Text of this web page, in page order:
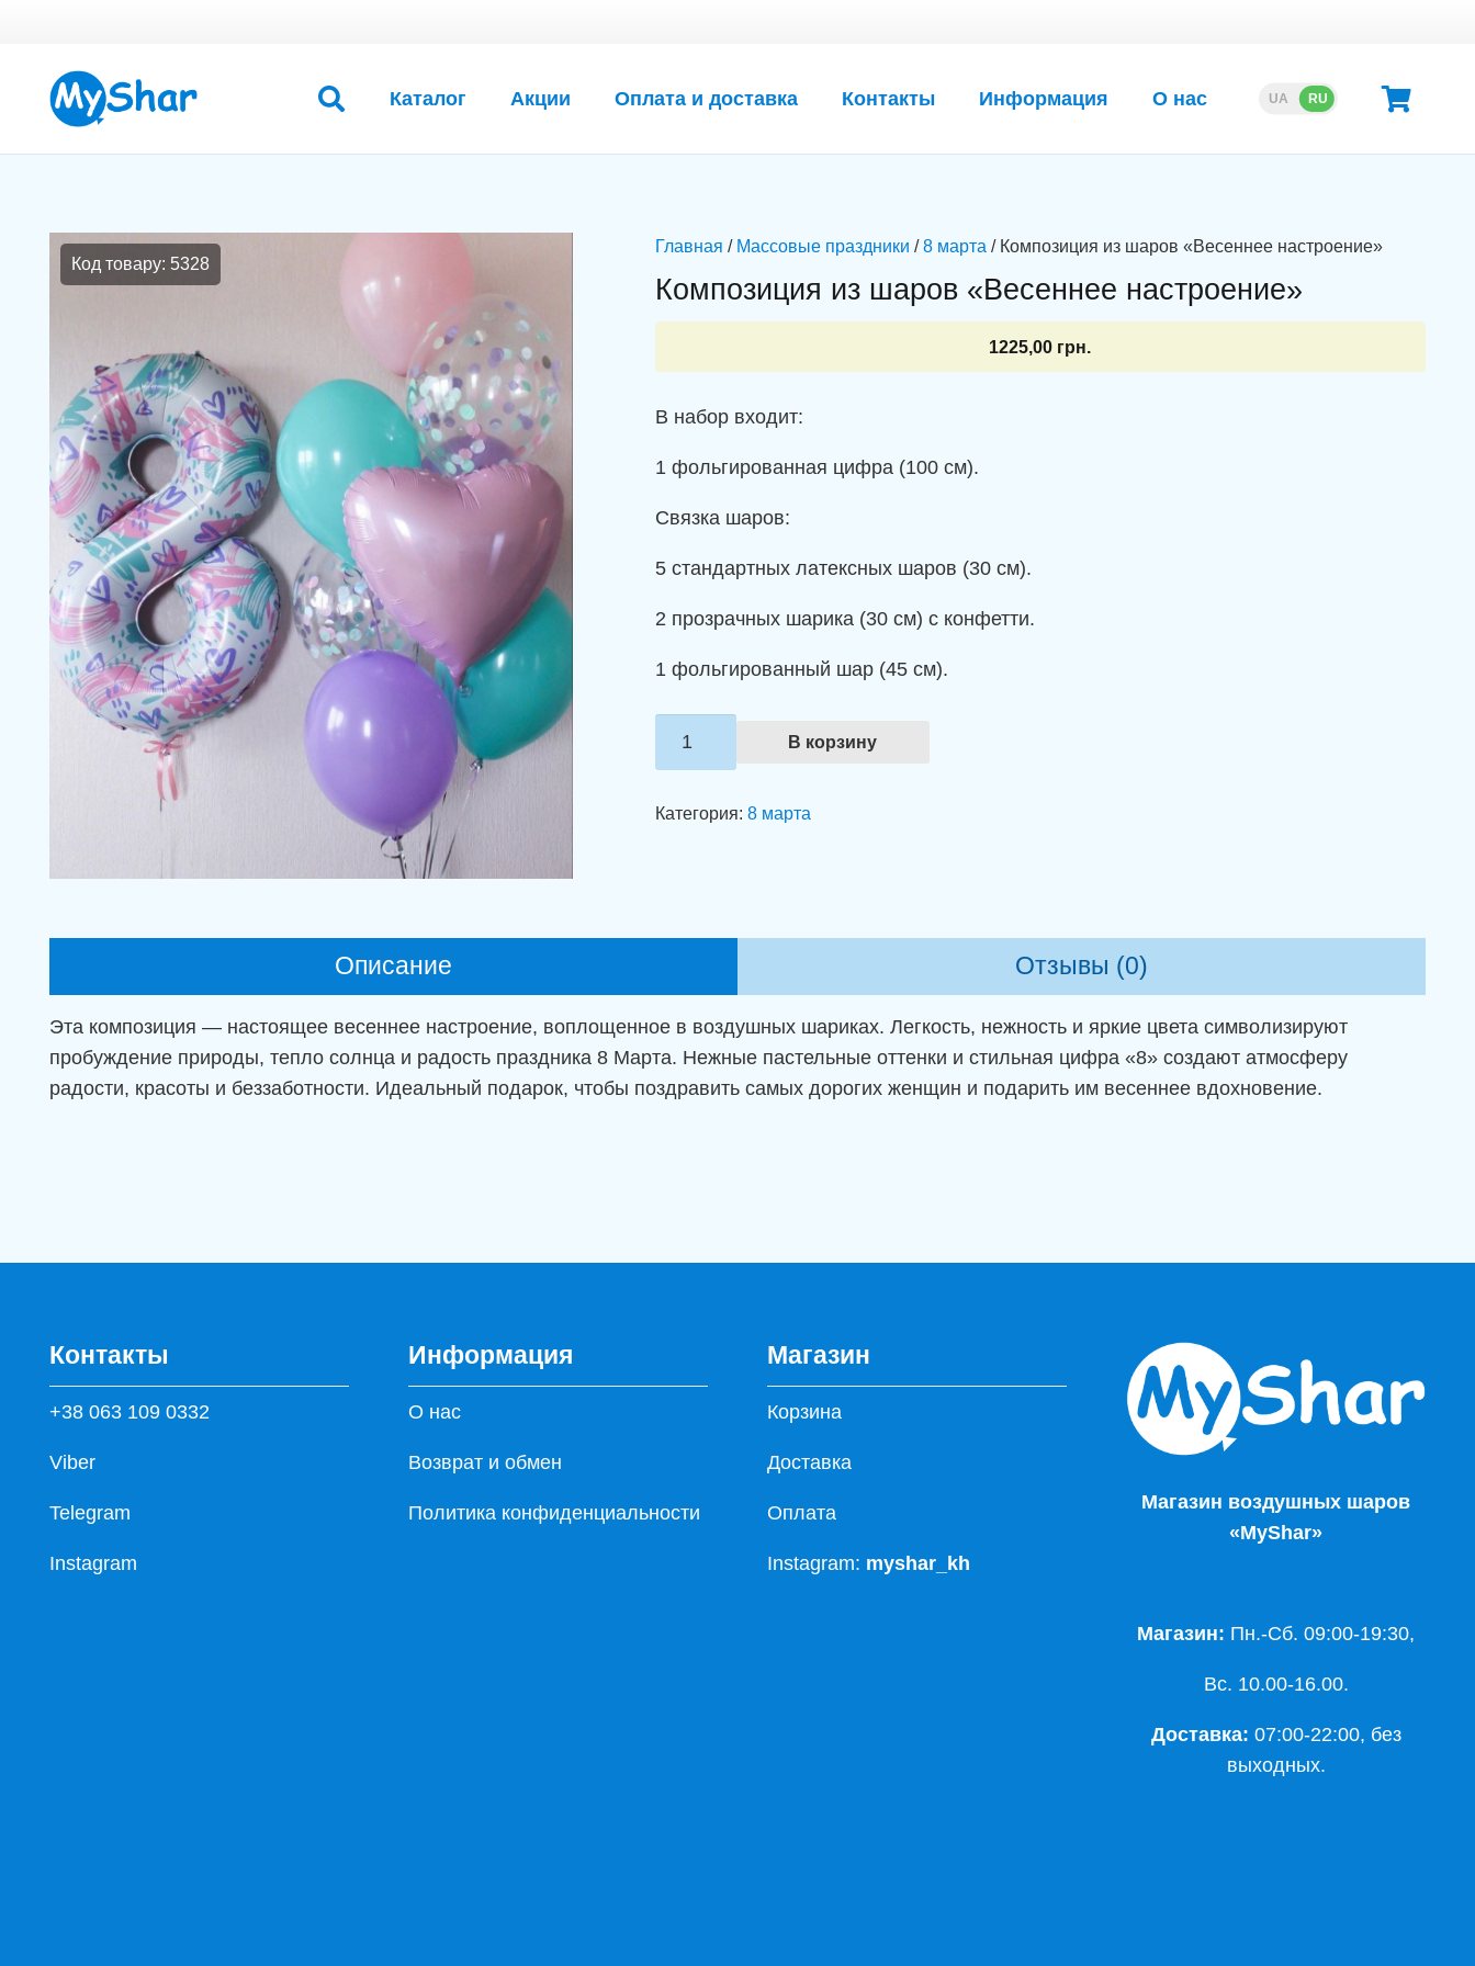
Каталог Акции Оплата и доставка Контакты Информация О нас UA RU
Код товару: 5328
Главная / Массовые праздники /8 марта / Композиция из шаров «Весеннее настроение»
Композиция из шаров «Весеннее настроение»
1225,00 грн.
В набор входит:
1 фольгированная цифра (100 см).
Связка шаров:
5 стандартных латексных шаров (30 см).
2 прозрачных шарика (30 см) с конфетти.
1 фольгированный шар (45 см).
из
В корзину
Категория: 8 марта
Описание Отзывы (0)
Эта композиция — настоящее весеннее настроение, воплощенное в воздушных шариках. Легкость, нежность и яркие цвета символизируют
пробуждение природы, тепло солнца и радость праздника 8 Марта. Нежные пастельные оттенки и стильная цифра «8» создают атмосферу
радости, красоты и беззаботности. Идеальный подарок, чтобы поздравить самых дорогих женщин и подарить им весеннее вдохновение.
Контакты
+38 063 109 0332
Viber
Telegram
Instagram
Информация
О нас
Возврат и обмен
Политика конфиденциальности
Магазин
Корзина
Доставка
Оплата
Instagram: myshar_kh
Магазин воздушных шаров
«MyShar»
Магазин: Пн.-Сб. 09:00-19:30,
Вс. 10.00-16.00.
Доставка: 07:00-22:00, без
выходных.